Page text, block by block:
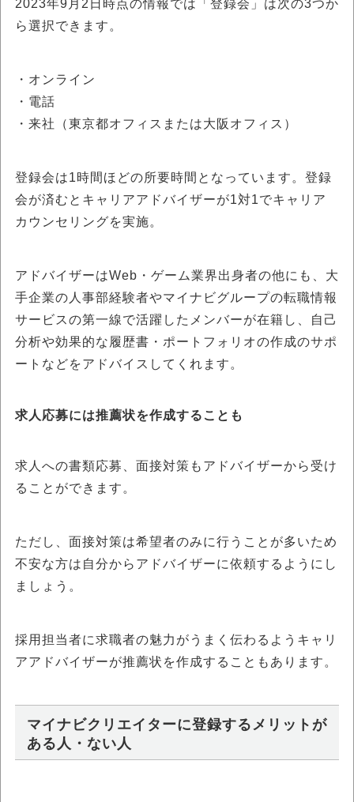
2023年9月2日時点の情報では「登録会」は次の3つか
ら選択できます。
・オンライン
・電話
・来社（東京都オフィスまたは大阪オフィス）
登録会は1時間ほどの所要時間となっています。登録
会が済むとキャリアアドバイザーが1対1でキャリア
カウンセリングを実施。
アドバイザーはWeb・ゲーム業界出身者の他にも、大
手企業の人事部経験者やマイナビグループの転職情報
サービスの第一線で活躍したメンバーが在籍し、自己
分析や効果的な履歴書・ポートフォリオの作成のサポ
ートなどをアドバイスしてくれます。
求人応募には推薦状を作成することも
求人への書類応募、面接対策もアドバイザーから受け
ることができます。
ただし、面接対策は希望者のみに行うことが多いため
不安な方は自分からアドバイザーに依頼するようにし
ましょう。
採用担当者に求職者の魅力がうまく伝わるようキャリ
アアドバイザーが推薦状を作成することもあります。
マイナビクリエイターに登録するメリットが
ある人・ない人